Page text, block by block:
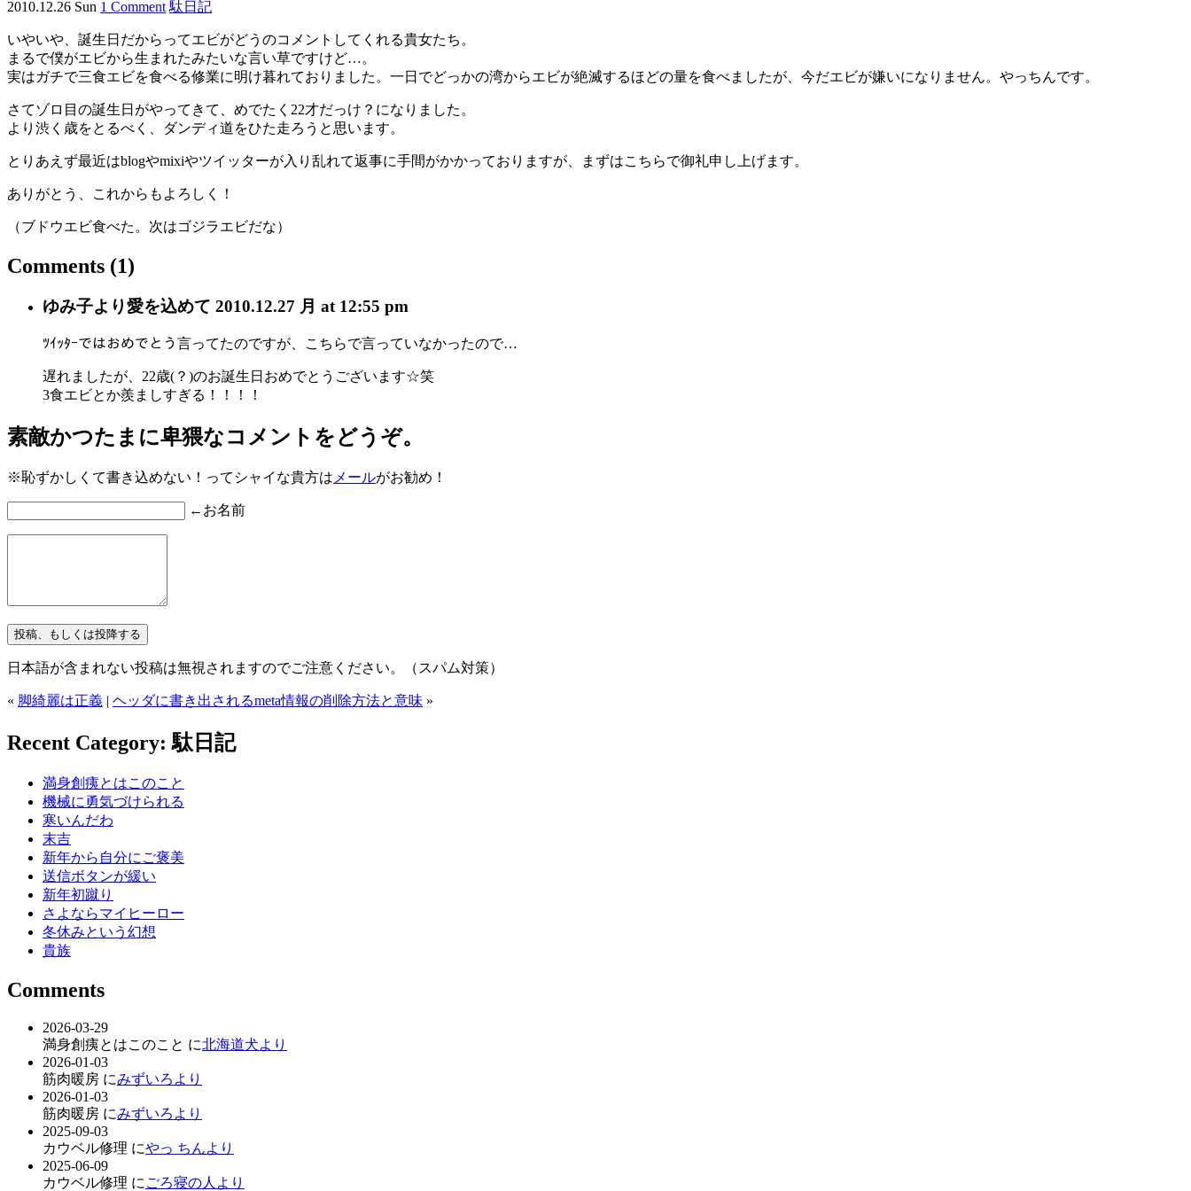
2010.12.26 Sun 1 Comment 駄日記
いやいや、誕生日だからってエビがどうのコメントしてくれる貴女たち。
まるで僕がエビから生まれたみたいな言い草ですけど…。
実はガチで三食エビを食べる修業に明け暮れておりました。一日でどっかの湾からエビが絶滅するほどの量を食べましたが、今だエビが嫌いになりません。やっちんです。
さてゾロ目の誕生日がやってきて、めでたく22才だっけ？になりました。
より渋く歳をとるべく、ダンディ道をひた走ろうと思います。
とりあえず最近はblogやmixiやツイッターが入り乱れて返事に手間がかかっておりますが、まずはこちらで御礼申し上げます。
ありがとう、これからもよろしく！
（ブドウエビ食べた。次はゴジラエビだな）
Comments (1)
ゆみ子より愛を込めて 2010.12.27 月 at 12:55 pm
ﾂｲｯﾀｰではおめでとう言ってたのですが、こちらで言っていなかったので…
遅れましたが、22歳(？)のお誕生日おめでとうございます☆笑
3食エビとか羨ましすぎる！！！！
素敵かつたまに卑猥なコメントをどうぞ。
※恥ずかしくて書き込めない！ってシャイな貴方は メールがお勧め！
←お名前
日本語が含まれない投稿は無視されますのでご注意ください。（スパム対策）
« 脚綺麗は正義 | ヘッダに書き出されるmeta情報の削除方法と意味 »
Recent Category: 駄日記
満身創痍とはこのこと
機械に勇気づけられる
寒いんだわ
末吉
新年から自分にご褒美
送信ボタンが緩い
新年初蹴り
さよならマイヒーロー
冬休みという幻想
貴族
Comments
2026-03-29
満身創痍とはこのこと に北海道犬より
2026-01-03
筋肉暖房 にみずいろより
2026-01-03
筋肉暖房 にみずいろより
2025-09-03
カウベル修理 にやっ ちんより
2025-06-09
カウベル修理 に ごろ寝の人より